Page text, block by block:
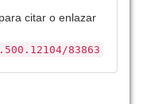
citar o enlazar
83863